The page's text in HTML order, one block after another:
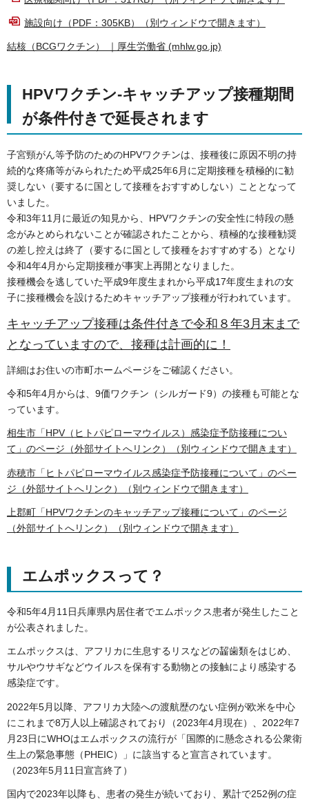
施設向け（PDF：305KB）（別ウィンドウで開きます）
結核（BCGワクチン） ｜厚生労働省 (mhlw.go.jp)
HPVワクチン-キャッチアップ接種期間
が条件付きで延長されます
子宮頸がん等予防のためのHPVワクチンは、接種後に原因不明の持
続的な疼痛等がみられたため平成25年6月に定期接種を積極的に勧
奨しない（要するに国として接種をおすすめしない）こととなって
いました。
令和3年11月に最近の知見から、HPVワクチンの安全性に特段の懸
念がみとめられないことが確認されたことから、積極的な接種勧奨
の差し控えは終了（要するに国として接種をおすすめする）となり
令和4年4月から定期接種が事実上再開となりました。
接種機会を逃していた平成9年度生まれから平成17年度生まれの女
子に接種機会を設けるためキャッチアップ接種が行われています。
キャッチアップ接種は条件付きで令和８年3月末まで
となっていますので、接種は計画的に！
詳細はお住いの市町ホームページをご確認ください。
令和5年4月からは、9価ワクチン（シルガード9）の接種も可能とな
っています。
相生市「HPV（ヒトパピローマウイルス）感染症予防接種につい
て」のページ（外部サイトへリンク）（別ウィンドウで開きます）
赤穂市「ヒトパピローマウイルス感染症予防接種について」のペー
ジ（外部サイトへリンク）（別ウィンドウで開きます）
上郡町「HPVワクチンのキャッチアップ接種について」のページ
（外部サイトへリンク）（別ウィンドウで開きます）
エムポックスって？
令和5年4月11日兵庫県内居住者でエムポックス患者が発生したこと
が公表されました。
エムポックスは、アフリカに生息するリスなどの齧歯類をはじめ、
サルやウサギなどウイルスを保有する動物との接触により感染する
感染症です。
2022年5月以降、アフリカ大陸への渡航歴のない症例が欧米を中心
にこれまで8万人以上確認されており（2023年4月現在）、2022年7
月23日にWHOはエムポックスの流行が「国際的に懸念される公衆衛
生上の緊急事態（PHEIC）」に該当すると宣言されています。
（2023年5月11日宣言終了）
国内で2023年以降も、患者の発生が続いており、累計で252例の症